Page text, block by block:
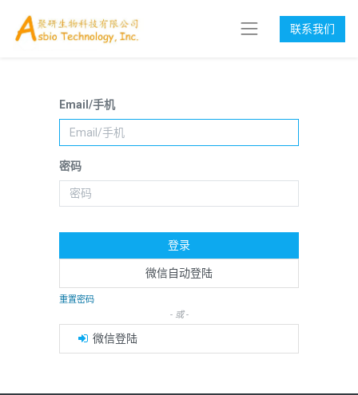
联系我们
Email/手机
密码
登录
微信自动登陆
重置密码
- 或 -
微信登陆